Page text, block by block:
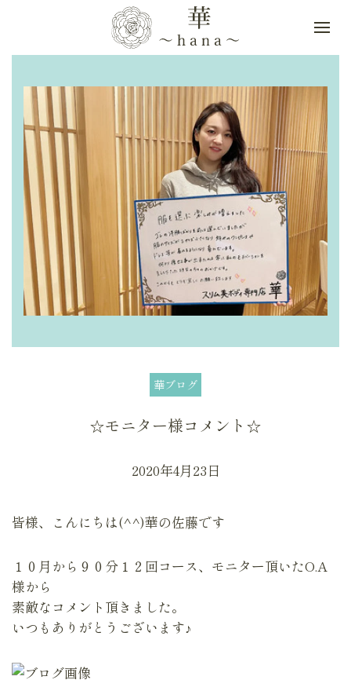
Skip to main content
華ブログ
☆モニター様コメント☆
2020年4月23日
皆様、こんにちは(^^)華の佐藤です
１０月から９０分１２回コース、モニター頂いたO.A
様から
素敵なコメント頂きました。
いつもありがとうございます♪